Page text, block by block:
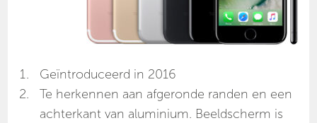
Geïntroduceerd in 2016
Te herkennen aan afgeronde randen en een
achterkant van aluminium. Beeldscherm is